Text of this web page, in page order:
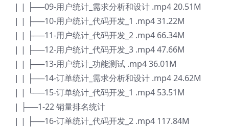
| | ├──09-用户统计_需求分析和设计 .mp4 20.51M
| | ├──10-用户统计_代码开发_1 .mp4 31.22M
| | ├──11-用户统计_代码开发_2 .mp4 66.34M
| | ├──12-用户统计_代码开发_3 .mp4 47.66M
| | ├──13-用户统计_功能测试 .mp4 36.01M
| | ├──14-订单统计_需求分析和设计 .mp4 24.62M
| | └──15-订单统计_代码开发_1 .mp4 53.51M
| ├──1-22 销量排名统计
| | ├──16-订单统计_代码开发_2 .mp4 117.84M